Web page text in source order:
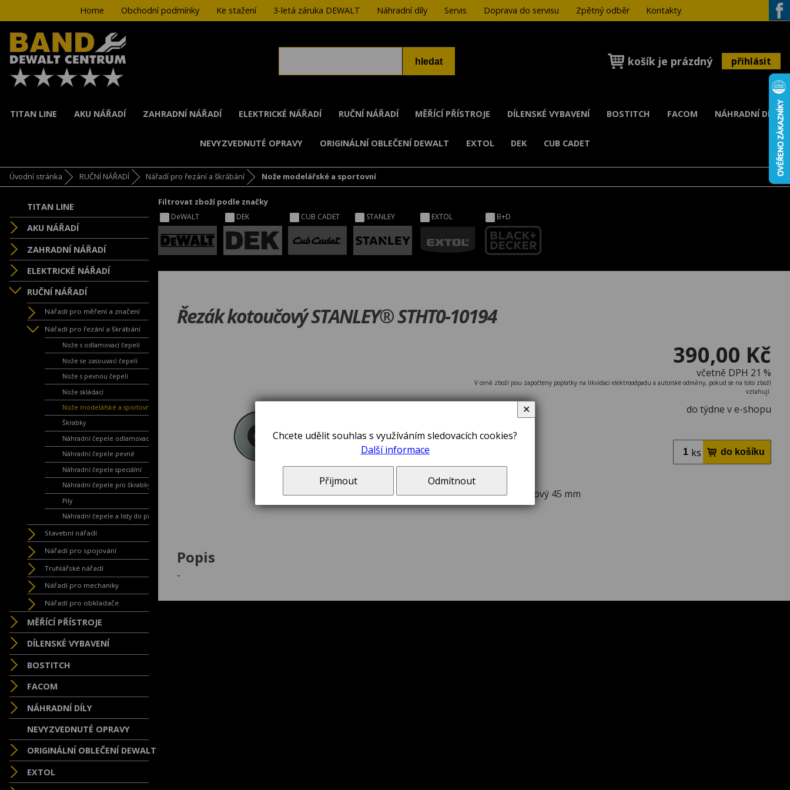
Home Obchodní podmínky Ke stažení 3-letá záruka DEWALT Náhradní díly Servis Doprava do servisu Zpětný odběr
Kontakty
košík je prázdný přihlásit
TITAN LINE AKU NÁŘADÍ ZAHRADNÍ NÁŘADÍ ELEKTRICKÉ NÁŘADÍ RUČNÍ NÁŘADÍ MĚŘÍCÍ PŘÍSTROJE DÍLENSKÉ VYBAVENÍ BOSTITCH FACOM NÁHRADNÍ DÍLY
NEVYZVEDNUTÉ OPRAVY ORIGINÁLNÍ OBLEČENÍ DEWALT EXTOL DEK CUB CADET
Úvodní stránka RUČNÍ NÁŘADÍ Nářadí pro řezání a škrábání Nože modelářské a sportovní
TITAN LINE
AKU NÁŘADÍ
ZAHRADNÍ NÁŘADÍ
ELEKTRICKÉ NÁŘADÍ
RUČNÍ NÁŘADÍ
Nářadí pro měření a značení
Nářadí pro řezání a škrábání
Nože s odlamovací čepelí
Nože se zasouvací čepelí
Nože s pevnou čepelí
Nože skládací
Nože modelářské a sportovní
Škrabky
Náhradní čepele odlamovací
Náhradní čepele pevné
Náhradní čepele speciální
Náhradní čepele pro škrabky
Pily
Náhradní čepele a listy do pil
Stavební nářadí
Nářadí pro spojování
Truhlářské nářadí
Nářadí pro mechaniky
Nářadí pro obkladače
MĚŘÍCÍ PŘÍSTROJE
DÍLENSKÉ VYBAVENÍ
BOSTITCH
FACOM
NÁHRADNÍ DÍLY
NEVYZVEDNUTÉ OPRAVY
ORIGINÁLNÍ OBLEČENÍ DEWALT
EXTOL
Filtrovat zboží podle značky
DeWALT DEK CUB CADET STANLEY EXTOL B+D
Řezák kotoučový STANLEY® STHT0-10194
390,00 Kč
včetně DPH 21 %
V ceně zboží jsou započteny poplatky na likvidaci elektroodpadu a autorské odměny, pokud se na toto zboží
vztahují.
do týdne v e-shopu
ks
Řezák kotoučový 45 mm
Popis
-
Chcete udělit souhlas s využíváním sledovacích cookies?
Další informace
Přijmout Odmítnout
✕